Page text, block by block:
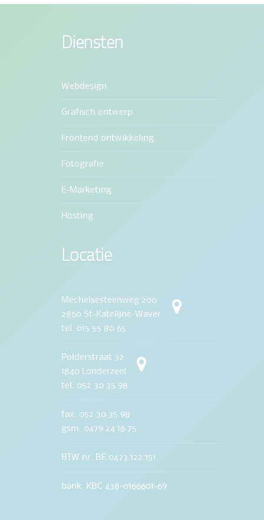
Diensten
Webdesign
Grafisch ontwerp
Frontend ontwikkeling
Fotografie
E-Marketing
Hosting
Locatie
Mechelsesteenweg 200
2860 St-Katelijne-Waver
tel. 015 55 80 65
Polderstraat 32
1840 Londerzeel
tel. 052 30 35 98
fax. 052 30 35 98
gsm. 0479 24 16 75
BTW nr. BE 0473.122.151
bank. KBC 438-0166601-69